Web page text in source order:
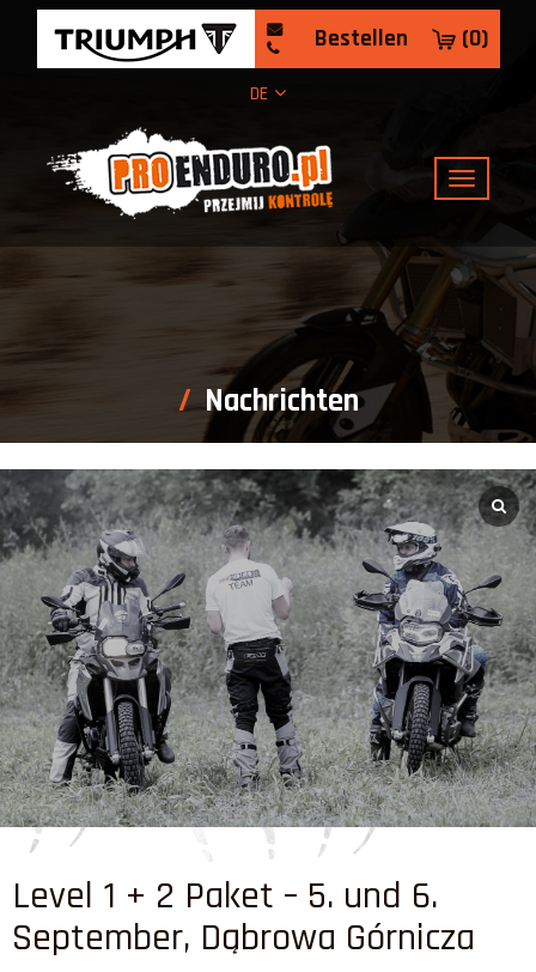
Bestellen (0)
DE
Nachrichten
Level 1 + 2 Paket – 5. und 6.
September, Dąbrowa Górnicza